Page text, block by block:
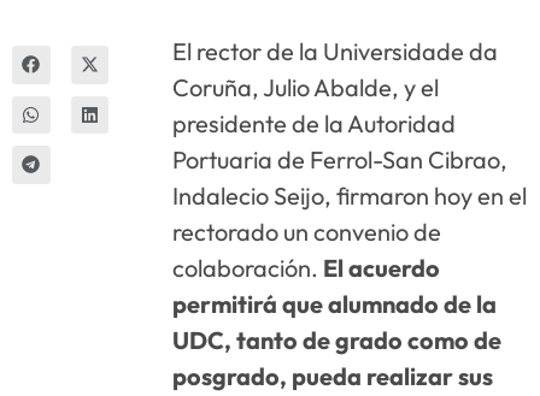
El rector de la Universidade da
Coruña, Julio Abalde, y el
presidente de la Autoridad
Portuaria de Ferrol-San Cibrao,
Indalecio Seijo, firmaron hoy en el
rectorado un convenio de
colaboración. El acuerdo
permitirá que alumnado de la
UDC, tanto de grado como de
posgrado, pueda realizar sus